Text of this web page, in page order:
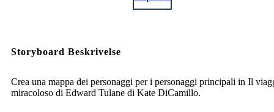
Storyboard Beskrivelse
Crea una mappa dei personaggi per i personaggi principali in Il
miracoloso di Edward Tulane di Kate DiCamillo.